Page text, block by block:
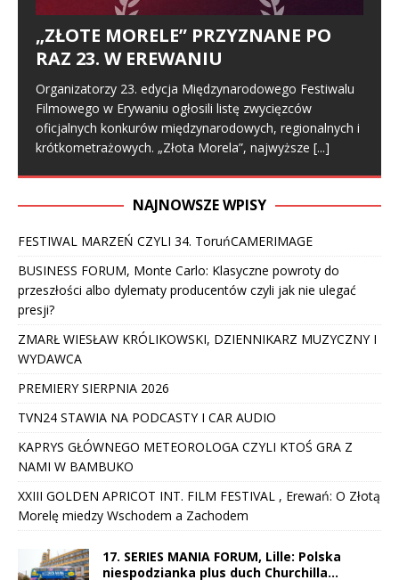
„ZŁOTE MORELE” PRZYZNANE PO
RAZ 23. W EREWANIU
Organizatorzy 23. edycja Międzynarodowego Festiwalu
Filmowego w Erywaniu ogłosili listę zwycięzców
oficjalnych konkurów międzynarodowych, regionalnych i
krótkometrażowych. „Złota Morela”, najwyższe [...]
NAJNOWSZE WPISY
FESTIWAL MARZEŃ CZYLI 34. ToruńCAMERIMAGE
BUSINESS FORUM, Monte Carlo: Klasyczne powroty do
przeszłości albo dylematy producentów czyli jak nie ulegać
presji?
ZMARŁ WIESŁAW KRÓLIKOWSKI, DZIENNIKARZ MUZYCZNY I
WYDAWCA
PREMIERY SIERPNIA 2026
TVN24 STAWIA NA PODCASTY I CAR AUDIO
KAPRYS GŁÓWNEGO METEOROLOGA CZYLI KTOŚ GRA Z
NAMI W BAMBUKO
XXIII GOLDEN APRICOT INT. FILM FESTIVAL , Erewań: O Złotą
Morelę miedzy Wschodem a Zachodem
17. SERIES MANIA FORUM, Lille: Polska
niespodzianka plus duch Churchilla…